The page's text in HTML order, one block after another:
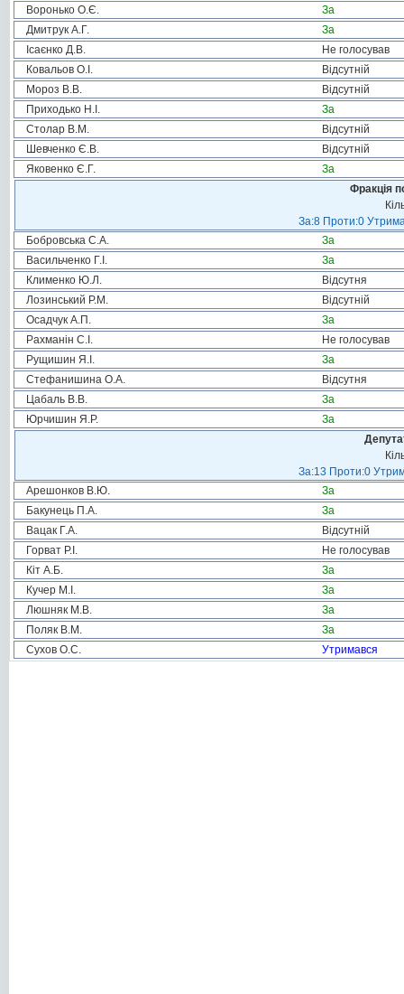
Воронько О.Є.
За
Дмитрук А.Г.
За
Ісаєнко Д.В.
Не голосував
Ковальов О.І.
Відсутній
Мороз В.В.
Відсутній
Приходько Н.І.
За
Столар В.М.
Відсутній
Шевченко Є.В.
Відсутній
Яковенко Є.Г.
За
Фракція
За:8 Проти:0
Бобровська С.А.
За
Васильченко Г.І.
За
Клименко Ю.Л.
Відсутня
Лозинський Р.М.
Відсутній
Осадчук А.П.
За
Рахманін С.І.
Не голосував
Рущишин Я.І.
За
Стефанишина О.А.
Відсутня
Цабаль В.В.
За
Юрчишин Я.Р.
За
За:13 Проти:0
Арешонков В.Ю.
За
Бакунець П.А.
За
Вацак Г.А.
Відсутній
Горват Р.І.
Не голосував
Кіт А.Б.
За
Кучер М.І.
За
Люшняк М.В.
За
Поляк В.М.
За
Сухов О.С.
Утримався